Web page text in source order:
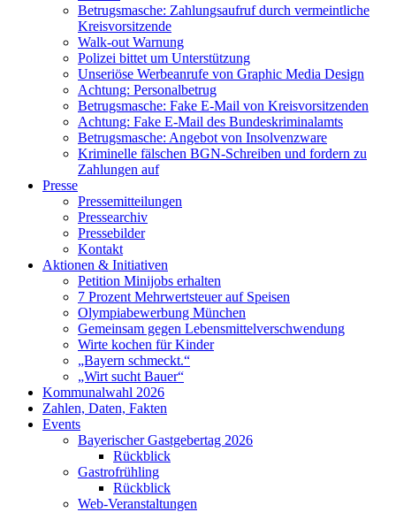
Betrugsmasche: Zahlungsaufruf durch vermeintliche
Kreisvorsitzende
Walk-out Warnung
Polizei bittet um Unterstützung
Unseriöse Werbeanrufe von Graphic Media Design
Achtung: Personalbetrug
Betrugsmasche: Fake E-Mail von Kreisvorsitzenden
Achtung: Fake E-Mail des Bundeskriminalamts
Betrugsmasche: Angebot von Insolvenzware
Kriminelle fälschen BGN-Schreiben und fordern zu
Zahlungen auf
Presse
Pressemitteilungen
Pressearchiv
Pressebilder
Kontakt
Aktionen & Initiativen
Petition Minijobs erhalten
7 Prozent Mehrwertsteuer auf Speisen
Olympiabewerbung München
Gemeinsam gegen Lebensmittelverschwendung
Wirte kochen für Kinder
„Bayern schmeckt.“
„Wirt sucht Bauer“
Kommunalwahl 2026
Zahlen, Daten, Fakten
Events
Bayerischer Gastgebertag 2026
Rückblick
Gastrofrühling
Rückblick
Web-Veranstaltungen